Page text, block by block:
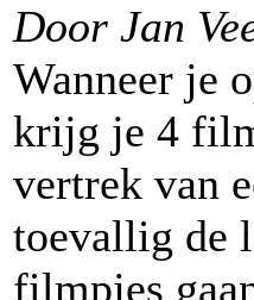
Door Jan
Wanneer je
krijg je 4
vertrek van
toevallig de
filmpjes